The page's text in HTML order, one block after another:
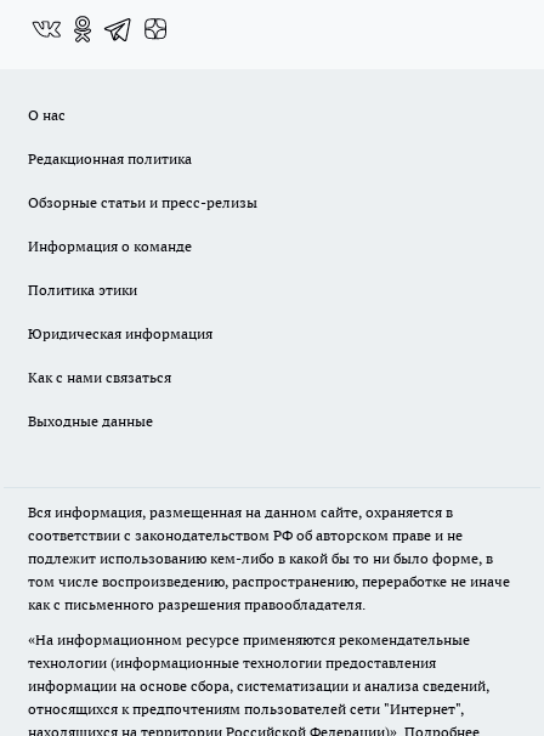
О нас
Редакционная политика
Обзорные статьи и пресс-релизы
Информация о команде
Политика этики
Юридическая информация
Как с нами связаться
Выходные данные
Вся информация, размещенная на данном сайте, охраняется в
соответствии с законодательством РФ об авторском праве и не
подлежит использованию кем-либо в какой бы то ни было форме, в
том числе воспроизведению, распространению, переработке не иначе
как с письменного разрешения правообладателя.
«На информационном ресурсе применяются рекомендательные
технологии (информационные технологии предоставления
информации на основе сбора, систематизации и анализа сведений,
относящихся к предпочтениям пользователей сети "Интернет",
находящихся на территории Российской Федерации)». Подробнее